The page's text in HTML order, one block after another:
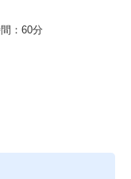
確認し、そのまま
SaaS「Apérza DX
活動のデジタル化
拡大につながる業
：60分